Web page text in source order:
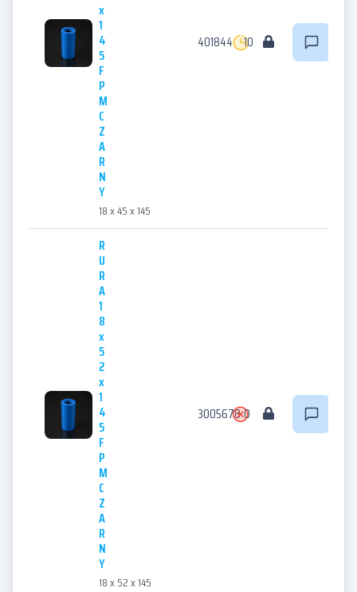
x
1
4
5
F
P
M
C
Z
A
R
N
Y
18 x 45 x 145
401844 10
R
U
R
A
1
8
x
5
2
x
1
4
5
F
P
M
C
Z
A
R
N
Y
18 x 52 x 145
30056780